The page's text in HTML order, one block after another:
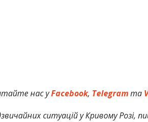
нас уFacebook, Telegramта
ситуацій у Кривому Розі,